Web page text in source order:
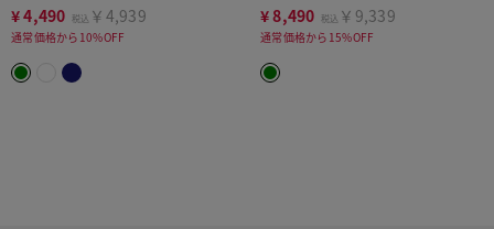
¥4,490 税込 ￥4,939
通常価格から10%OFF
¥8,490 税込 ￥9,339
通常価格から15%OFF